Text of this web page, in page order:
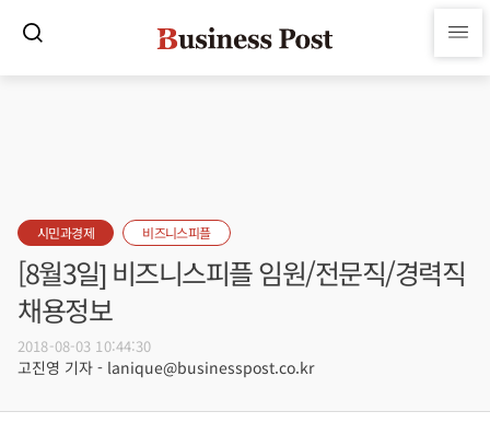
시민과경제 비즈니스피플
[8월3일] 비즈니스피플 임원/전문직/경력직
채용정보
2018-08-03 10:44:30
고진영 기자 - lanique@businesspost.co.kr